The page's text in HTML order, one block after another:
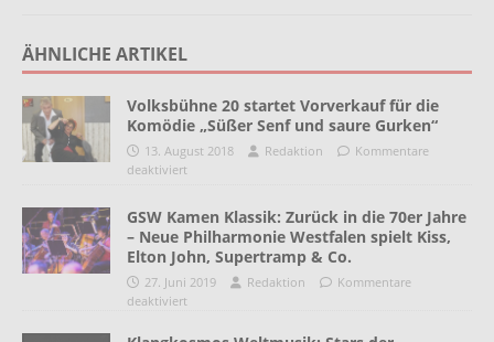
ÄHNLICHE ARTIKEL
Volksbühne 20 startet Vorverkauf für die
Komödie „Süßer Senf und saure Gurken“
13. August 2018 Redaktion
Kommentare
deaktiviert
GSW Kamen Klassik: Zurück in die 70er Jahre
– Neue Philharmonie Westfalen spielt Kiss,
Elton John, Supertramp & Co.
27. Juni 2019 Redaktion
Kommentare
deaktiviert